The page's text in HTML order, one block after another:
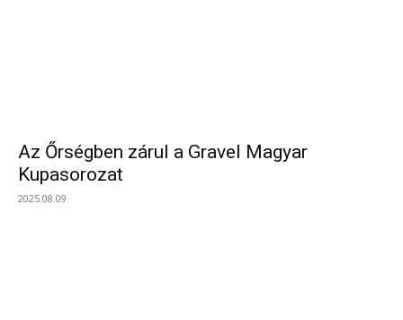
Az Őrségben zárul a Gravel Magyar
Kupasorozat
2025.08.09.